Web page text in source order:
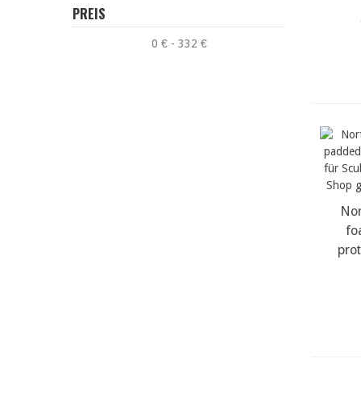
PREIS
0 € - 332 €